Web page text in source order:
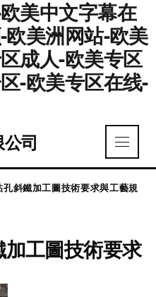
美中文字幕在
美洲网站-欧美
成人-欧美专区
-欧美专区在线-
司
孔斜鐵加工圖技術要求與工藝規
工圖技術要求